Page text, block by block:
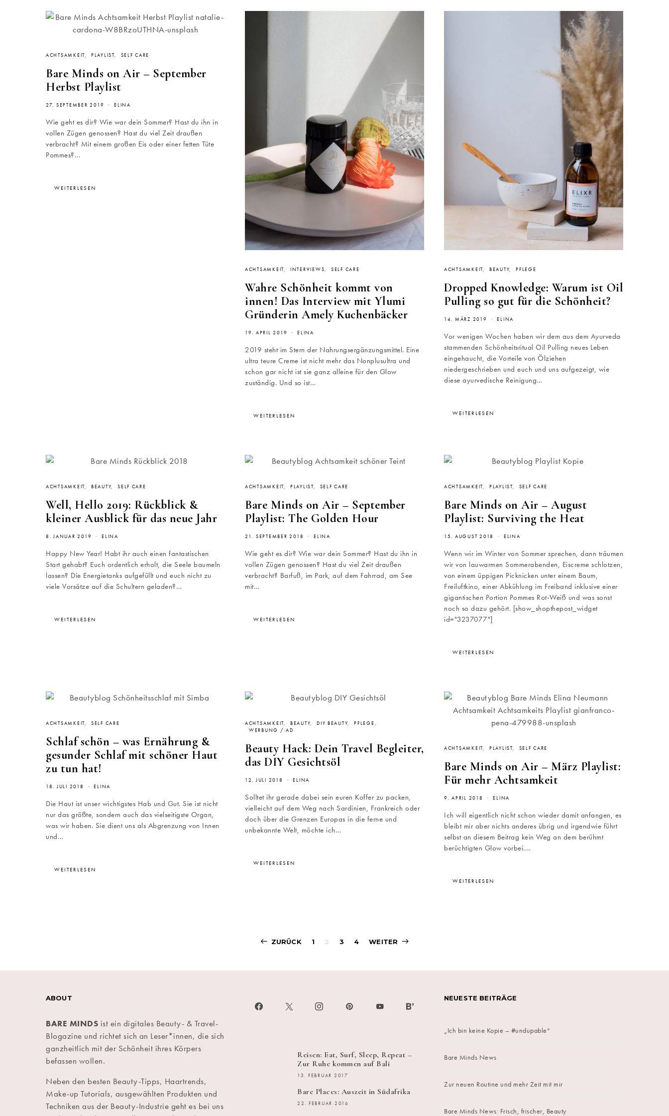
ACHTSAMKEIT PLAYLIST SELF CARE
Bare Minds on Air – September
Herbst Playlist
27. SEPTEMBER 2019 ELINA
Wie geht es dir? Wie war dein Sommer? Hast du ihn in
vollen Zügen genossen? Hast du viel Zeit draußen
verbracht? Mit einem großen Eis oder einer fetten Tüte
Pommes?…
WEITERLESEN
ACHTSAMKEIT INTERVIEWS SELF CARE
Wahre Schönheit kommt von
innen! Das Interview mit Ylumi
Gründerin Amely Kuchenbäcker
19. APRIL 2019 ELINA
2019 steht im Stern der Nahrungsergänzungsmittel. Eine
ultra teure Creme ist nicht mehr das Nonplusultra und
schon gar nicht ist sie ganz alleine für den Glow
zuständig. Und so ist…
WEITERLESEN
ACHTSAMKEIT BEAUTY PFLEGE
Dropped Knowledge: Warum ist Oil
Pulling so gut für die Schönheit?
14. MÄRZ 2019 ELINA
Vor wenigen Wochen haben wir dem aus dem Ayurveda
stammenden Schönheitsritual Oil Pulling neues Leben
eingehaucht, die Vorteile von Ölziehen
niedergeschrieben und euch und uns aufgezeigt, wie
diese ayurvedische Reinigung…
WEITERLESEN
ACHTSAMKEIT BEAUTY SELF CARE
Well, Hello 2019: Rückblick &
kleiner Ausblick für das neue Jahr
8. JANUAR 2019 ELINA
Happy New Year! Habt ihr auch einen fantastischen
Start gehabt? Euch ordentlich erholt, die Seele baumeln
lassen? Die Energietanks aufgefüllt und euch nicht zu
viele Vorsätze auf die Schultern geladen?…
WEITERLESEN
ACHTSAMKEIT PLAYLIST SELF CARE
Bare Minds on Air – September
Playlist: The Golden Hour
21. SEPTEMBER 2018 ELINA
Wie geht es dir? Wie war dein Sommer? Hast du ihn in
vollen Zügen genossen? Hast du viel Zeit draußen
verbracht? Barfuß, im Park, auf dem Fahrrad, am See
mit…
WEITERLESEN
ACHTSAMKEIT PLAYLIST SELF CARE
Bare Minds on Air – August
Playlist: Surviving the Heat
15. AUGUST 2018 ELINA
Wenn wir im Winter von Sommer sprechen, dann träumen
wir von lauwarmen Sommerabenden, Eiscreme schlotzen,
von einem üppigen Picknicken unter einem Baum,
Freiluftkino, einer Abkühlung im Freiband inklusive einer
gigantischen Portion Pommes Rot-Weiß und was sonst
noch so dazu gehört. [show_shopthepost_widget
id="3237077"]
WEITERLESEN
ACHTSAMKEIT SELF CARE
Schlaf schön – was Ernährung &
gesunder Schlaf mit schöner Haut
zu tun hat!
18. JULI 2018 ELINA
Die Haut ist unser wichtigstes Hab und Gut. Sie ist nicht
nur das größte, sondern auch das vielseitigste Organ,
was wir haben. Sie dient uns als Abgrenzung von Innen
und…
WEITERLESEN
ACHTSAMKEIT BEAUTY DIY BEAUTY
PFLEGE
WERBUNG / AD
Beauty Hack: Dein Travel Begleiter,
das DIY Gesichtsöl
12. JULI 2018 ELINA
Solltet ihr gerade dabei sein euren Koffer zu packen,
vielleicht auf dem Weg nach Sardinien, Frankreich oder
doch über die Grenzen Europas in die ferne und
unbekannte Welt, möchte ich…
WEITERLESEN
ACHTSAMKEIT PLAYLIST SELF CARE
Bare Minds on Air – März Playlist:
Für mehr Achtsamkeit
9. APRIL 2018 ELINA
Ich will eigentlich nicht schon wieder damit anfangen, es
bleibt mir aber nichts anderes übrig und irgendwie führt
selbst an diesem Beitrag kein Weg an dem berühmt
berüchtigten Glow vorbei.…
WEITERLESEN
Beitragsnavigation
ZURÜCK 1 2 3 4 WEITER
ABOUT
BARE MINDS ist ein digitales Beauty- & Travel-
Blogazine und richtet sich an Leser*innen, die sich
ganzheitlich mit der Schönheit ihres Körpers
befassen wollen.
Neben den besten Beauty-Tipps, Haartrends,
Make-up Tutorials, ausgewählten Produkten und
Techniken aus der Beauty-Industrie geht es bei uns
Reisen: Eat, Surf, Sleep, Repeat –
Zur Ruhe kommen auf Bali
13. FEBRUAR 2017
Bare Places: Auszeit in Südafrika
22. FEBRUAR 2016
NEUESTE BEITRÄGE
„Ich bin keine Kopie – #undupable“
Bare Minds News
Zur neuen Routine und mehr Zeit mit mir
Bare Minds News: Frisch, frischer, Beauty